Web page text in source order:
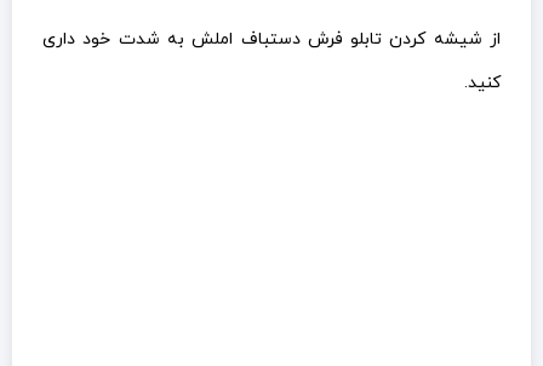
از شیشه کردن تابلو فرش دستباف املش به شدت خود داری
کنید.